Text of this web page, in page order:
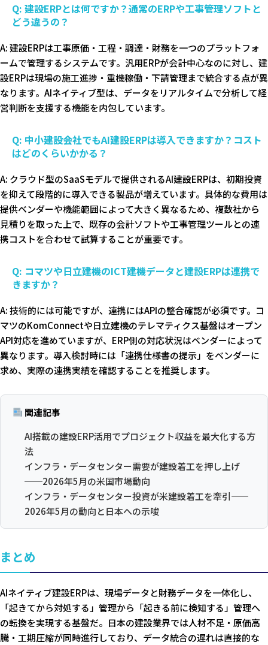
Q: 建設ERPとは何ですか？通常のERPや工事管理ソフトと
どう違うの？
A: 建設ERPは工事原価・工程・調達・財務を一つのプラットフォ
ームで管理するシステムです。汎用ERPが会計中心なのに対し、建
設ERPは現場の施工進捗・重機稼働・下請管理まで統合する点が異
なります。AIネイティブ型は、データをリアルタイムで分析して経
営判断を支援する機能を内包しています。
Q: 中小建設会社でもAI建設ERPは導入できますか？コスト
はどのくらいかかる？
A: クラウド型のSaaSモデルで提供されるAI建設ERPは、初期投資
を抑えて段階的に導入できる製品が増えています。具体的な費用は
提供ベンダーや機能範囲によって大きく異なるため、複数社から
見積りを取った上で、既存の会計ソフトや工事管理ツールとの連
携コストを合わせて試算することが重要です。
Q: コマツや日立建機のICT建機データと建設ERPは連携で
きますか？
A: 技術的には可能ですが、連携にはAPIの整合確認が必須です。コ
マツのKomConnectや日立建機のテレマティクス基盤はオープン
API対応を進めていますが、ERP側の対応状況はベンダーによって
異なります。導入検討時には「連携仕様書の提示」をベンダーに
求め、実際の連携実績を確認することを推奨します。
関連記事
AI搭載の建設ERP活用でプロジェクト収益を最大化する方
法
インフラ・データセンター需要が建設着工を押し上げ
──2026年5月の米国市場動向
インフラ・データセンター投資が米建設着工を牽引——
2026年5月の動向と日本への示唆
まとめ
AIネイティブ建設ERPは、現場データと財務データを一体化し、
「起きてから対処する」管理から「起きる前に検知する」管理へ
の転換を実現する基盤だ。日本の建設業界では人材不足・原価高
騰・工期圧縮が同時進行しており、データ統合の遅れは直接的な